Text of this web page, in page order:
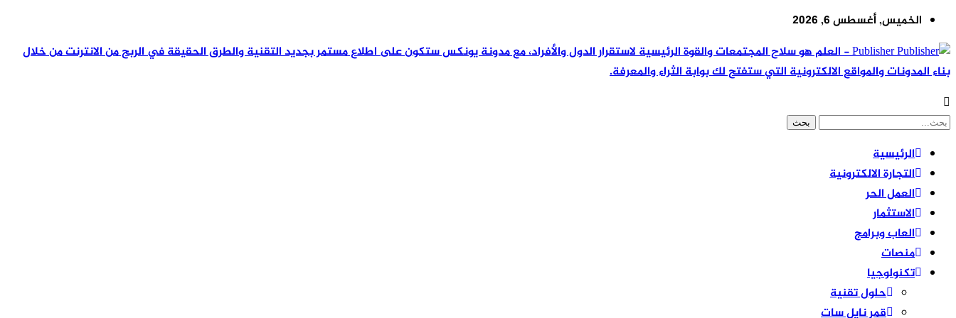
الخميس, أغسطس 6, 2026
Publisher - العلم هو سلاح المجتمعات والقوة الرئيسية لاستقرار الدول والأفراد، مع مدونة يونكس ستكون على اطلاع مستمر بجديد التقنية والطرق الحقيقة في الربح من الانترنت من خلال
بناء المدونات والمواقع الالكترونية التي ستفتح لك بوابة الثراء والمعرفة.
الرئيسية
التجارة الالكترونية
العمل الحر
الاستثمار
العاب وبرامج
منصات
تكنولوجيا
حلول تقنية
قمر نايل سات